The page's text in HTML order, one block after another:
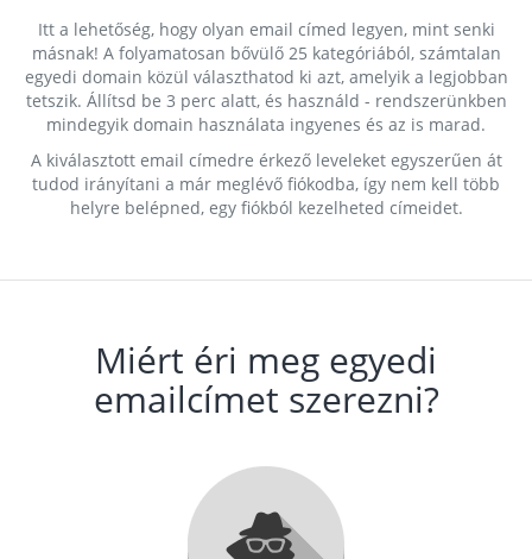
Itt a lehetőség, hogy olyan email címed legyen, mint senki
másnak! A folyamatosan bővülő 25 kategóriából, számtalan
egyedi domain közül választhatod ki azt, amelyik a legjobban
tetszik. Állítsd be 3 perc alatt, és használd - rendszerünkben
mindegyik domain használata ingyenes és az is marad.
A kiválasztott email címedre érkező leveleket egyszerűen át
tudod irányítani a már meglévő fiókodba, így nem kell több
helyre belépned, egy fiókból kezelheted címeidet.
Miért éri meg egyedi
emailcímet szerezni?